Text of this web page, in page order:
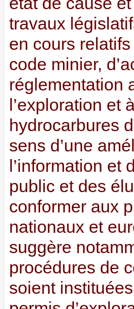
travaux
en cours
code minier,
réglementation
l’exploration et
hydrocarbures
sens d’une
l’information et
public et des
conformer aux
nationaux et
suggère
procédures de
soient